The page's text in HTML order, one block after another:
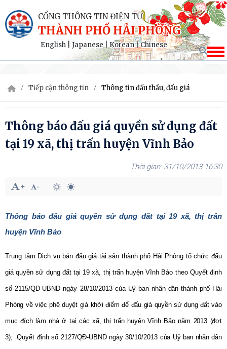
CỔNG THÔNG TIN ĐIỆN TỬ
THÀNH PHỐ HẢI PHÒNG
English Japanese|Korean|Chinese
Tiếp cận thông tin Thông tin đấu thầu, đấu giá
Thông báo đấu giá quyền sử dụng đất
tại 19 xã, thị trấn huyện Vĩnh Bảo
31/10/2013 16:30
Thông báo đấu giá quyền sử dụng đất tại 19 xã, thị trấn
huyện Vĩnh Bảo
Trung tâm Dịch vụ bán đấu giá tài sản thành phố Hải Phòng tổ chức đấu
giá quyền sử dụng đất tại 19 xã, thị trấn huyện Vĩnh Bảo theo Quyết định
số 2115/QĐ-UBND ngày 28/10/2013 của Uỷ ban nhân dân thành phố Hải
Phòng về việc phê duyệt giá khởi điểm để đấu giá quyền sử dụng đất vào
mục đích làm nhà ở tại các xã, thị trấn huyện Vĩnh Bảo năm 2013 (đợt
3); Quyết định số 2127/QĐ-UBND ngày 30/10/2013 của Uỷ ban nhân dân